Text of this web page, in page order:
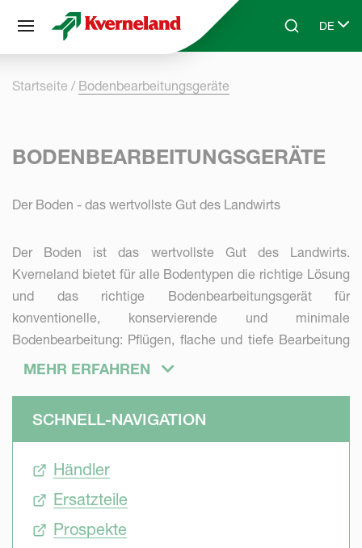
Skip to main contentSearchDE
Select
Startseite Bodenbearbeitungsgeräte
BODENBEARBEITUNGSGERÄTE
Der Boden - das wertvollste Gut des Landwirts
Der Boden ist das wertvollste Gut des Landwirts.
Kverneland bietet für alle Bodentypen die richtige Lösung
und das richtige Bodenbearbeitungsgerät für
konventionelle, konservierende und minimale
Bodenbearbeitung: Pflügen, flache und tiefe Bearbeitung
mit Zinken oder Scheiben, Streifenbearbeitung,
nachhaltige Bodenbeschaffenheit und -struktur für bestes
schaffen oder zu erhalten.
MEHR ERFAHREN
SCHNELL-NAVIGATION
Händler
Ersatzteile
Prospekte
Cookie-Einstellungen